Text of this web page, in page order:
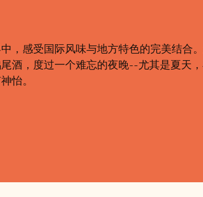
，感受国际风味与地方特色的完美结合
酒，度过一个难忘的夜晚--尤其是夏天
怡。